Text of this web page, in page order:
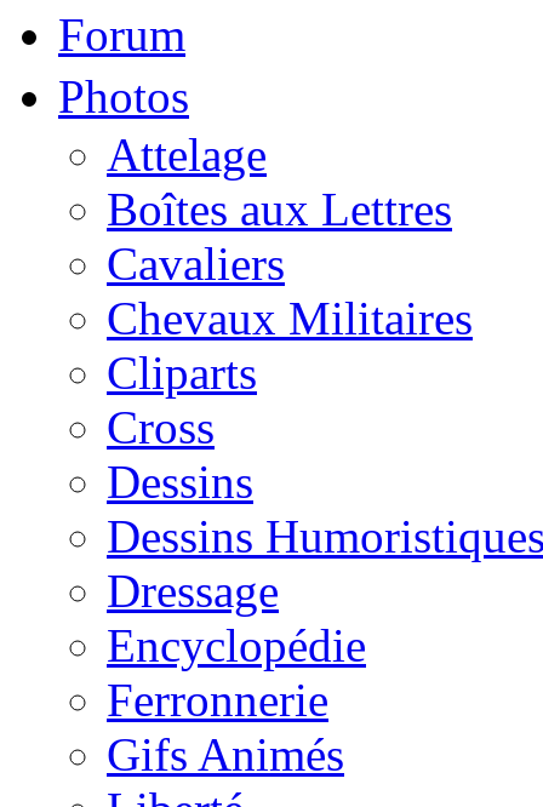
Forum
Photos
Attelage
Boîtes aux Lettres
Cavaliers
Chevaux Militaires
Cliparts
Cross
Dessins
Dessins
Dressage
Encyclopédie
Ferronnerie
Gifs Animés